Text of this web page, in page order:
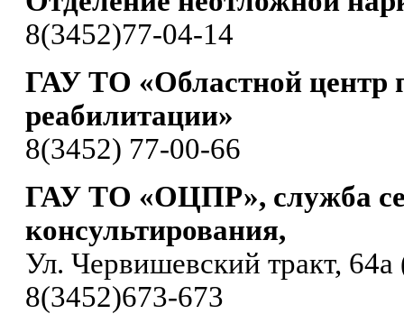
8(3452)77-04-14
ГАУ ТО «Областной центр
реабилитации»
8(3452) 77-00-66
ГАУ ТО «ОЦПР», служба
консультирования,
Ул. Червишевский тракт, 64а
8(3452)673-673